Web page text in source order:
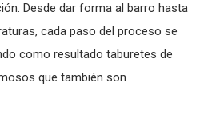
Desde dar forma al barro hasta
cada paso del proceso se
como resultado taburetes de
que también son